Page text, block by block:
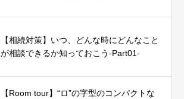
【相続対策】いつ、どんな時にどんなこと
が相談できるか知っておこう-Part01-
【Room tour】“ロ”の字型のコンパクトな